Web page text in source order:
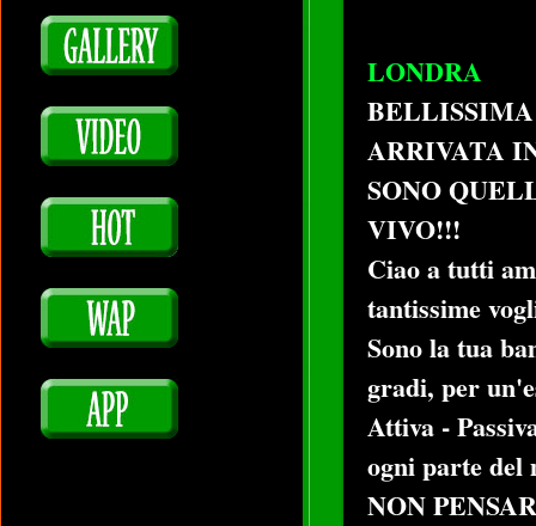
LONDRA
ARRIVATA
SONO
VIVO!!!
Ciao a tutti
tantissime
Sono la tua
gradi, per
Attiva -
ogni parte del
NON